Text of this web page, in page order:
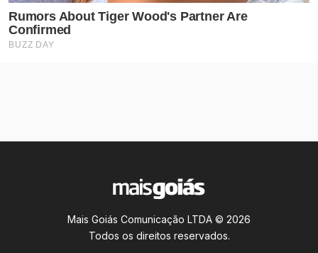
Mais Goiás Comunicação LTDA © 2026
Todos os direitos reservados.